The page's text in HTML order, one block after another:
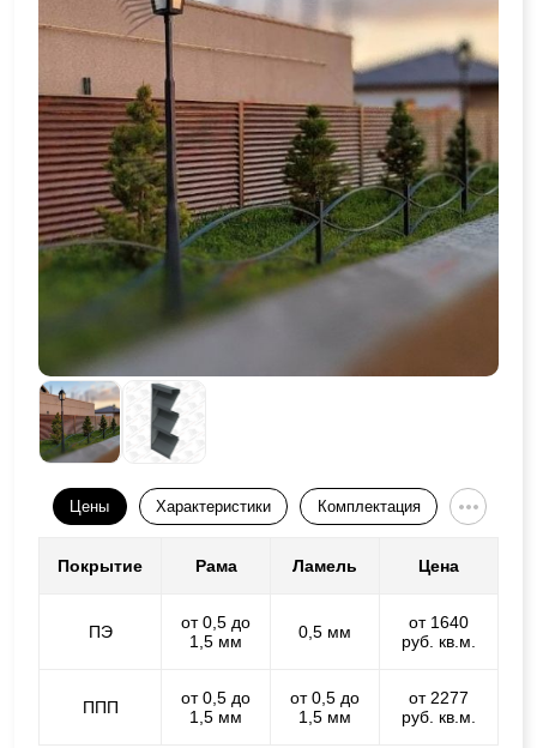
Цены Характеристики Комплектация
Покрытие Рама Ламель Цена
ПЭ
от 0,5 до
1,5 мм
0,5 мм
от 1640
руб. кв.м.
ППП
от 0,5 до
1,5 мм
от 0,5 до
1,5 мм
от 2277
руб. кв.м.